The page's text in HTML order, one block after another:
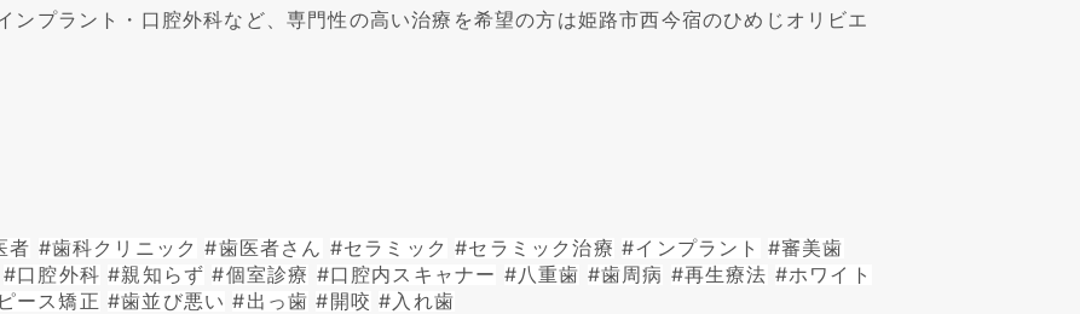
ンプラント・口腔外科など、専門性の高い治療を希望の方は姫路市西今宿のひめじオリビエ
者 #歯科クリニック #歯医者さん #セラミック #セラミック治療 #インプラント #審美歯
#口腔外科 #親知らず #個室診療 #口腔内スキャナー #八重歯 #歯周病 #再生療法 #ホワイト
ース矯正 #歯並び悪い #出っ歯 #開咬 #入れ歯